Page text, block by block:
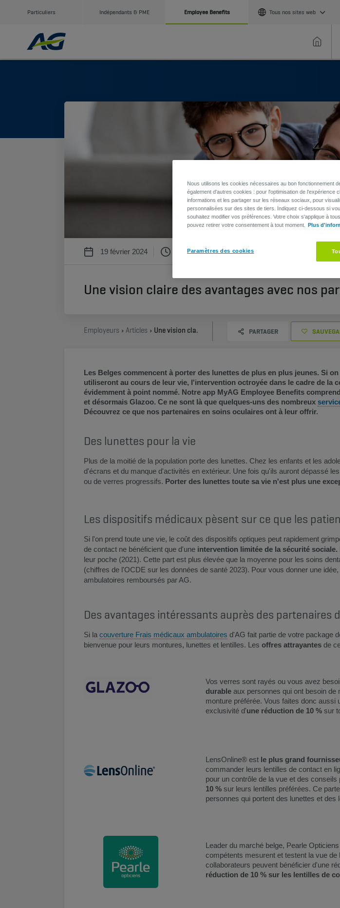
Particuliers Indépendants & PME Employee Benefits Tous nos sites web
19 février 2024 3 min
Une vision claire des avantages avec nos
Employeurs Articles Une vision claire des avantages avec nos partenaires de soins oculaires PARTAGER
Les Belges commencent à porter des lunettes de plus en plus jeunes. Si
utiliseront au cours de leur vie, l'intervention octroyée dans le cadre de la
évidemment à point nommé. Notre app MyAG Employee Benefits
et désormais Glazoo. Ce ne sont là que quelques-uns des nombreux
Découvrez ce que nos partenaires en soins oculaires ont à leur offrir.
Des lunettes pour la vie
Plus de la moitié de la population porte des lunettes. Chez les enfants et les
d'écrans et du manque d'activités en extérieur. Une fois qu'ils auront dépassé
ou de verres progressifs. Porter des lunettes toute sa vie n'est plus une
Les dispositifs médicaux pèsent sur ce que les
Si l'on prend toute une vie, le coût des dispositifs optiques peut rapidement
de contact ne bénéficient que d'une intervention limitée de la sécurité sociale.
leur poche (2021). Cette part est plus élevée que la moyenne pour les soins
(chiffres de l'OCDE sur les données de santé 2023). Pour vous donner une
ambulatoires remboursés par AG.​
​Des avantages intéressants auprès des partenaires
​Si la couverture Frais médicaux ambulatoires d'AG fait partie de votre package
bienvenue pour leurs montures, lunettes et lentilles. Les offres attrayantes de
Vos verres sont rayés ou vous avez
durable aux personnes qui ont besoin
monture préférée. Vous faites donc aussi
exclusivité d'une réduction de 10 % sur
LensOnline® est le plus grand
commander leurs lentilles de contact en
pour un contrôle de la vue et des
10 % sur leurs lentilles préférées. Ce
personnes qui portent des lunettes et des
Leader du marché belge, Pearle
compétents mesurent et testent la ​vue
collaborateurs peuvent bénéficier d'une
réduction de 10 % sur les lentilles de
Nous utilisons les cookies nécessaires au bon fonctionnement
également d'autres cookies : pour l'optimisation de l'expérience
informations et les partager sur les réseaux sociaux, pour
personnalisées sur des sites de tiers. Indiquez ci-dessous si
souhaitez modifier vos préférences. Votre choix s'applique à
pouvez retirer votre consentement à tout moment.
Plus
Paramètres des cookies